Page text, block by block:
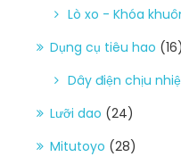
Lò xo - Khóa
Dụng cụ tiêu hao (16)
Dây điện chịu
Lưỡi dao (24)
Mitutoyo (28)